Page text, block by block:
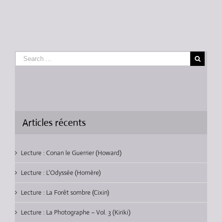
Articles récents
Lecture : Conan le Guerrier (Howard)
Lecture : L’Odyssée (Homère)
Lecture : La Forêt sombre (Cixin)
Lecture : La Photographe – Vol. 3 (Kiriki)